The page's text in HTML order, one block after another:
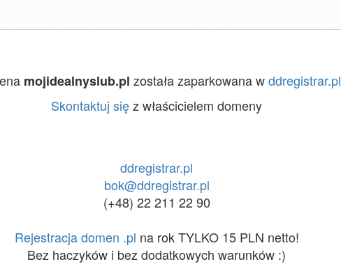
mojidealnyslub.pl została zaparkowana wddregistrar.pl
Skontaktuj sięz właścicielem domeny
ddregistrar.pl
bok@ddregistrar.pl
(+48) 22 211 22 90
Rejestracja domen .pl na rok TYLKO 15 PLN netto!
Bez haczyków i bez dodatkowych warunków :)